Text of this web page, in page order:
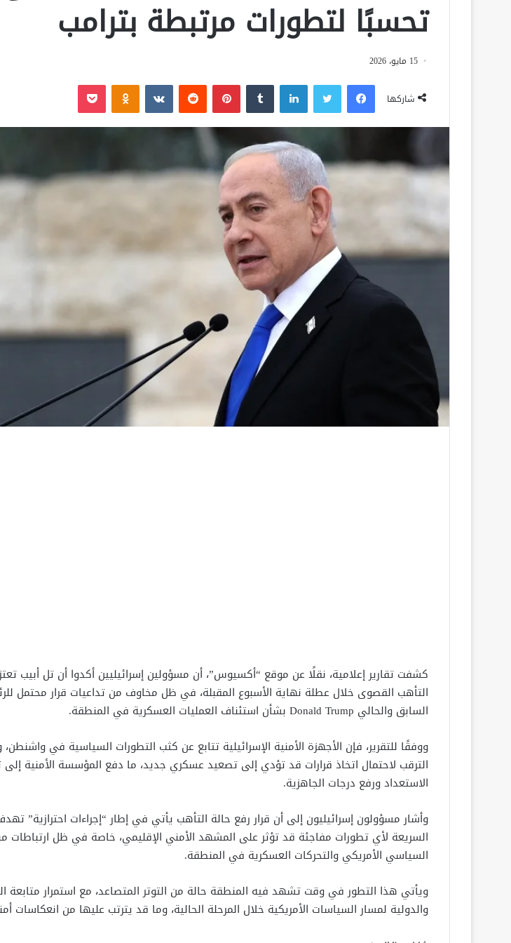
تحسبًا لتطورات مرتبطة بترامب
15 مايو، 2026
شاركها
فيسبوك لينكدإن بينتيريست
كشفت تقارير إعلامية، نقلًا عن موقع “أكسيوس”، أن مسؤولين إسرائيليين أكدوا أن تل أبيب
التأهب القصوى خلال عطلة نهاية الأسبوع المقبلة، في ظل مخاوف من تداعيات قرار محتمل
السابق والحالي Donald Trump بشأن استئناف العمليات العسكرية في المنطقة.
ووفقًا للتقرير، فإن الأجهزة الأمنية الإسرائيلية تتابع عن كثب التطورات السياسية في
الترقب لاحتمال اتخاذ قرارات قد تؤدي إلى تصعيد عسكري جديد، ما دفع المؤسسة الأمنية إلى
الاستعداد ورفع درجات الجاهزية.
وأشار مسؤولون إسرائيليون إلى أن قرار رفع حالة التأهب يأتي في إطار “إجراءات احترازية”
السريعة لأي تطورات مفاجئة قد تؤثر على المشهد الأمني الإقليمي، خاصة في ظل ارتباطات
السياسي الأمريكي والتحركات العسكرية في المنطقة.
ويأتي هذا التطور في وقت تشهد فيه المنطقة حالة من التوتر المتصاعد، مع استمرار متابعة
والدولية لمسار السياسات الأمريكية خلال المرحلة الحالية، وما قد يترتب عليها من انعكاسات